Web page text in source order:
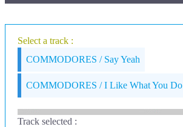
Select a track :
COMMODORES / Say Yeah
COMMODORES / I Like What You Do
Track selected :